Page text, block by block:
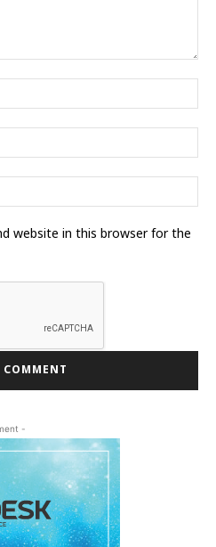
website in this browser for the
-